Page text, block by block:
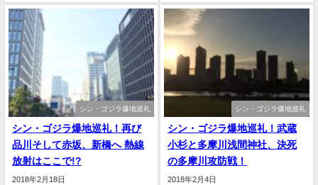
シン・ゴジラ爆地巡礼
シン・ゴジラ爆地巡礼！再び
品川そして赤坂、新橋へ 熱線
放射はここで!?
2018年2月18日
シン・ゴジラ爆地巡礼
シン・ゴジラ爆地巡礼！武蔵
小杉と多摩川浅間神社、決死
の多摩川攻防戦！
2018年2月4日